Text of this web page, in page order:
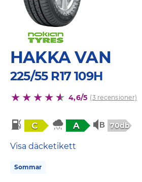
HAKKA VAN
225/55 R17 109H
4,6/5 (3 recensioner)
C A 70db
Visa däcketikett
Sommar